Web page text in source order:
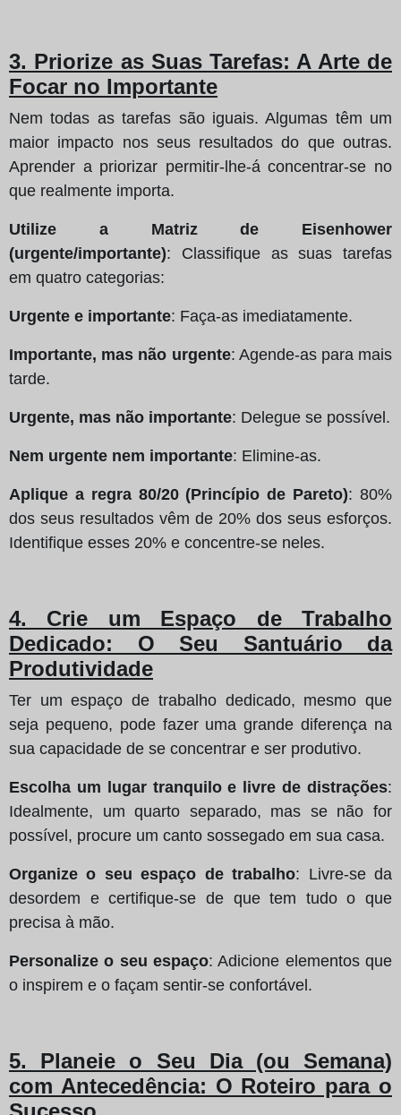
3. Priorize as Suas Tarefas: A Arte de
Focar no Importante
Nem todas as tarefas são iguais. Algumas têm um
maior impacto nos seus resultados do que outras.
Aprender a priorizar permitir-lhe-á concentrar-se no
que realmente importa.
Utilize a Matriz de Eisenhower
(urgente/importante): Classifique as suas tarefas
em quatro categorias:
Urgente e importante: Faça-as imediatamente.
Importante, mas não urgente: Agende-as para mais
tarde.
Urgente, mas não importante: Delegue se possível.
Nem urgente nem importante: Elimine-as.
Aplique a regra 80/20 (Princípio de Pareto): 80%
dos seus resultados vêm de 20% dos seus esforços.
Identifique esses 20% e concentre-se neles.
4. Crie um Espaço de Trabalho
Dedicado: O Seu Santuário da
Produtividade
Ter um espaço de trabalho dedicado, mesmo que
seja pequeno, pode fazer uma grande diferença na
sua capacidade de se concentrar e ser produtivo.
Escolha um lugar tranquilo e livre de distrações:
Idealmente, um quarto separado, mas se não for
possível, procure um canto sossegado em sua casa.
Organize o seu espaço de trabalho: Livre-se da
desordem e certifique-se de que tem tudo o que
precisa à mão.
Personalize o seu espaço: Adicione elementos que
o inspirem e o façam sentir-se confortável.
5. Planeie o Seu Dia (ou Semana)
com Antecedência: O Roteiro para o